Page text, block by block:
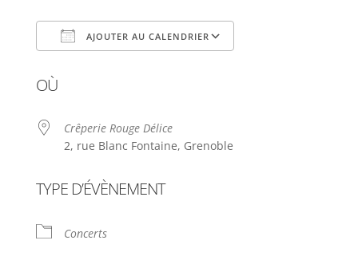
AJOUTER AU CALENDRIER
OÙ
Crêperie Rouge Délice
2, rue Blanc Fontaine, Grenoble
TYPE D’ÉVÈNEMENT
Concerts